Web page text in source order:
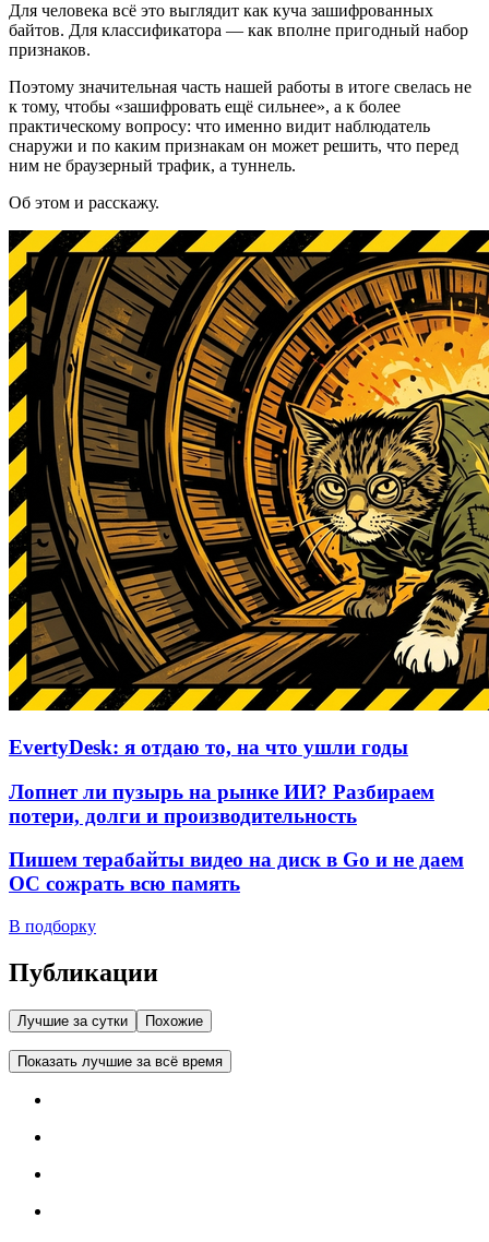
Для человека всё это выглядит как куча зашифрованных
байтов. Для классификатора — как вполне пригодный набор
признаков.
Поэтому значительная часть нашей работы в итоге свелась не
к тому, чтобы «зашифровать ещё сильнее», а к более
практическому вопросу: что именно видит наблюдатель
снаружи и по каким признакам он может решить, что перед
ним не браузерный трафик, а туннель.
Об этом и расскажу.
EvertyDesk: я отдаю то, на что ушли годы
Лопнет ли пузырь на рынке ИИ? Разбираем
потери, долги и производительность
Пишем терабайты видео на диск в Go и не даем
ОС сожрать всю память
В подборку
Публикации
Лучшие за сутки Похожие
Показать лучшие за всё время